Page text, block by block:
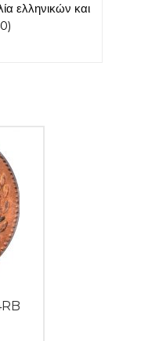
ελληνικών και